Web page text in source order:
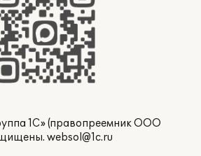
1С» (правопреемник ООО
websol@1c.ru